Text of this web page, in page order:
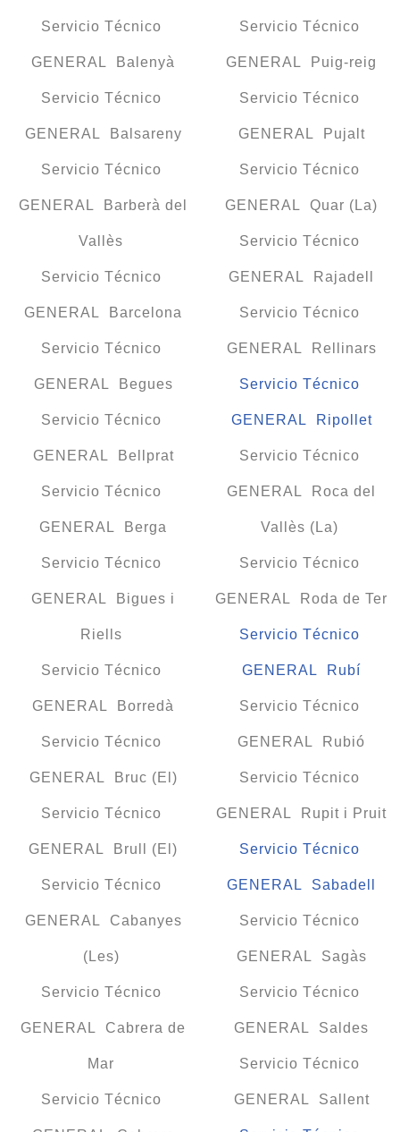
Servicio Técnico
GENERAL Balenyà
Servicio Técnico
GENERAL Balsareny
Servicio Técnico
GENERAL Barberà del
Vallès
Servicio Técnico
GENERAL Barcelona
Servicio Técnico
GENERAL Begues
Servicio Técnico
GENERAL Bellprat
Servicio Técnico
GENERAL Berga
Servicio Técnico
GENERAL Bigues i
Riells
Servicio Técnico
GENERAL Borredà
Servicio Técnico
GENERAL Bruc (El)
Servicio Técnico
GENERAL Brull (El)
Servicio Técnico
GENERAL Cabanyes
(Les)
Servicio Técnico
GENERAL Cabrera de
Mar
Servicio Técnico
Servicio Técnico
GENERAL Puig-reig
Servicio Técnico
GENERAL Pujalt
Servicio Técnico
GENERAL Quar (La)
Servicio Técnico
GENERAL Rajadell
Servicio Técnico
GENERAL Rellinars
Servicio Técnico
GENERAL Ripollet
Servicio Técnico
GENERAL Roca del
Vallès (La)
Servicio Técnico
GENERAL Roda de Ter
Servicio Técnico
GENERAL Rubí
Servicio Técnico
GENERAL Rubió
Servicio Técnico
GENERAL Rupit i Pruit
Servicio Técnico
GENERAL Sabadell
Servicio Técnico
GENERAL Sagàs
Servicio Técnico
GENERAL Saldes
Servicio Técnico
GENERAL Sallent